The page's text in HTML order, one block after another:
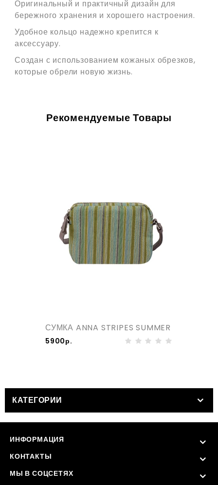
Оригинальный и практичный дизайн для
бережного хранения и хорошего настроения.
Удобное кольцо надежно крепится к
аксессуару.
Создан с использованием кожаных обрезков,
которые обрели новую жизнь.
Рекомендуемые Товары
СУМКА ANNA STRIPES SUMMER
5900р.
КАТЕГОРИИ
ИНФОРМАЦИЯ
КОНТАКТЫ
МЫ В СОЦСЕТЯХ